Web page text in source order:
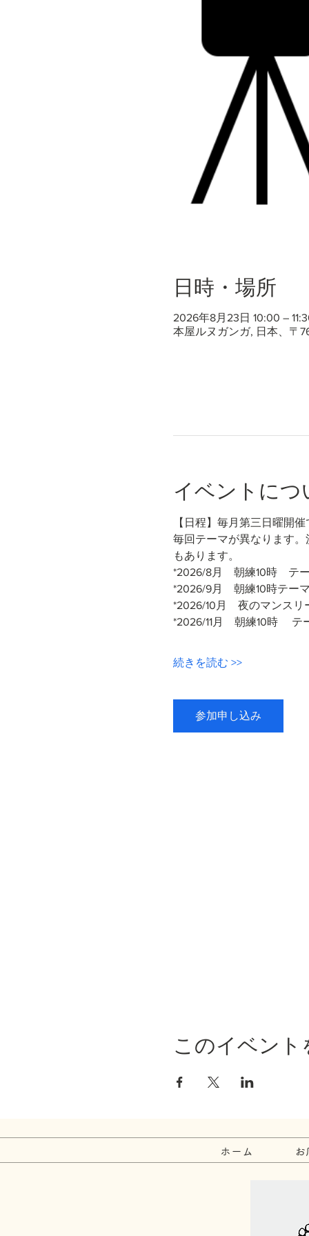
日時・場所
2026年8月23日 10:00 –
本屋ルヌガンガ, 日本、〒
イベントにつ
【日程】毎月第三日曜開
毎回テーマが異なります
もあります。
*2026/8月　朝練10時　テ
*2026/9月　朝練10時テー
*2026/10月　夜のマンスリ
*2026/11月　朝練10時　 テ
続きを読む >>
参加申し込み
このイベント
ホーム